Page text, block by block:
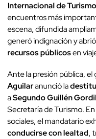
Internacional de Turismo
encuentros más
escena, difundida
generó indignación y
recursos públicosen
Ante la presión pública,
Aguilaranunció la
aSegundo Guillén
Secretaría de Turismo.
sociales, el mandatario
conducirse con lealtad,